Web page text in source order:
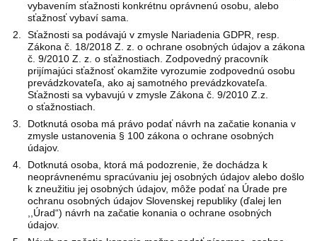
vybavením sťažnosti konkrétnu oprávnenú osobu, alebo
sťažnosť vybaví sama.
Sťažnosti sa podávajú v zmysle Nariadenia GDPR, resp.
Zákona č. 18/2018 Z. z. o ochrane osobných údajov a zákona
č. 9/2010 Z. z. o sťažnostiach. Zodpovedný pracovník
prijímajúci sťažnosť okamžite vyrozumie zodpovednú osobu
prevádzkovateľa, ako aj samotného prevádzkovateľa.
Sťažnosti sa vybavujú v zmysle Zákona č. 9/2010 Z.z.
o sťažnostiach.
Dotknutá osoba má právo podať návrh na začatie konania v
zmysle ustanovenia § 100 zákona o ochrane osobných
údajov.
Dotknutá osoba, ktorá má podozrenie, že dochádza k
neoprávnenému spracúvaniu jej osobných údajov alebo došlo
k zneužitiu jej osobných údajov, môže podať na Úrade pre
ochranu osobných údajov Slovenskej republiky (ďalej len
,,Úrad“) návrh na začatie konania o ochrane osobných
údajov.